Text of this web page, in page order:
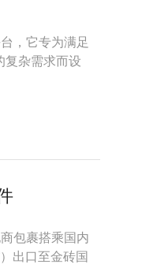
，它专为满足
复杂需求而设
包裹搭乘国内
出口至金砖国